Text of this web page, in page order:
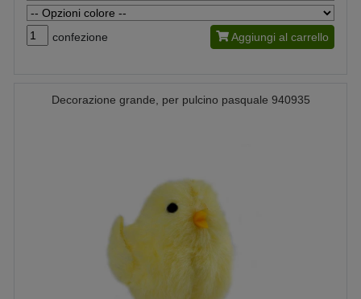
confezione Aggiungi al carrello
Decorazione grande, per pulcino pasquale 940935